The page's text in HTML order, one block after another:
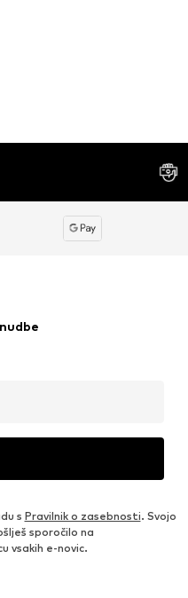
s Pravilnik o zasebnosti. Svojo
sporočilo na
vsakih e-novic.